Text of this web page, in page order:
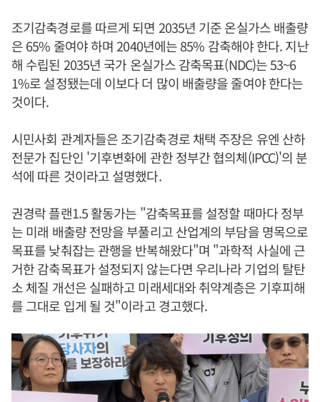
조기감축경로를 따르게 되면 2035년 기준 온실가스 배출량
은 65% 줄여야 하며 2040년에는 85% 감축해야 한다. 지난
해 수립된 2035년 국가 온실가스 감축목표(NDC)는 53~6
1%로 설정됐는데 이보다 더 많이 배출량을 줄여야 한다는
것이다.
시민사회 관계자들은 조기감축경로 채택 주장은 유엔 산하
전문가 집단인 '기후변화에 관한 정부간 협의체(IPCC)'의 분
석에 따른 것이라고 설명했다.
권경락 플랜1.5 활동가는 "감축목표를 설정할 때마다 정부
는 미래 배출량 전망을 부풀리고 산업계의 부담을 명목으로
목표를 낮춰잡는 관행을 반복해왔다"며 "과학적 사실에 근
거한 감축목표가 설정되지 않는다면 우리나라 기업의 탈탄
소 체질 개선은 실패하고 미래세대와 취약계층은 기후피해
를 그대로 입게 될 것"이라고 경고했다.